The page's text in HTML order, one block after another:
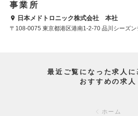
事業所
日本メドトロニック株式会社 本社
〒108-0075 東京都港区港南1-2-70 品川シーズン
最近ご覧になった求人に
おすすめの求人
ホーム